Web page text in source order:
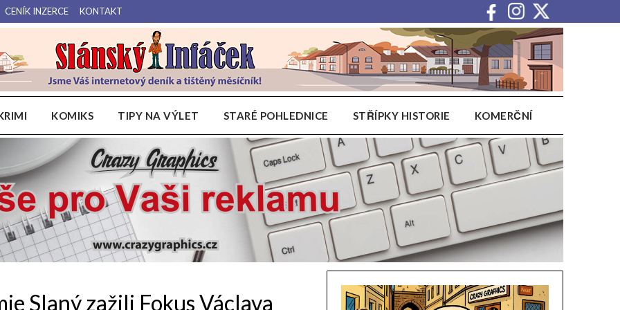
CENÍK INZERCE KONTAKT
Slánský Infáček
Váš internetový deník a tištěný měsíčník pro Slánsko, Kladensko a Lounsko.
KOMIKS TIPY NA VÝLET STARÉ POHLEDNICE STŘÍPKY HISTORIE KOMERČNÍ
Slaný zažili Fokus Václava